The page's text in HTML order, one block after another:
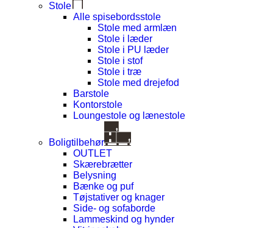
Stole
Alle spisebordsstole
Stole med armlæn
Stole i læder
Stole i PU læder
Stole i stof
Stole i træ
Stole med drejefod
Barstole
Kontorstole
Loungestole og lænestole
Boligtilbehør
OUTLET
Skærebrætter
Belysning
Bænke og puf
Tøjstativer og knager
Side- og sofaborde
Lammeskind og hynder